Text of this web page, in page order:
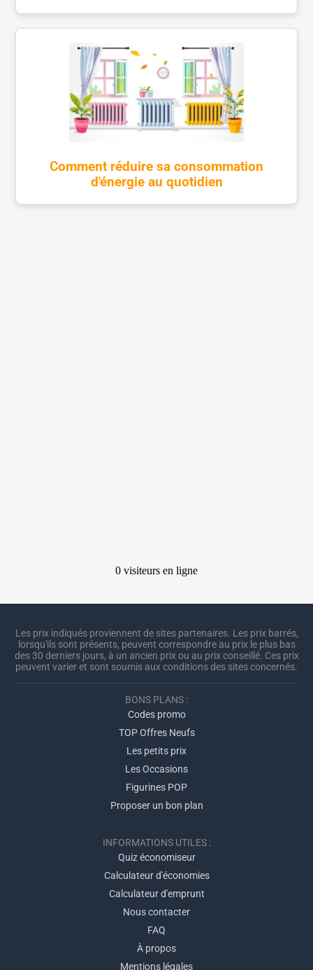
Comment réduire sa consommation
d'énergie au quotidien
Les prix indiqués proviennent de sites partenaires. Les prix barrés,
lorsqu'ils sont présents, peuvent correspondre au prix le plus bas
des 30 derniers jours, à un ancien prix ou au prix conseillé. Ces prix
peuvent varier et sont soumis aux conditions des sites concernés.
BONS PLANS :
Codes promo
TOP Offres Neufs
Les petits prix
Les Occasions
Figurines POP
Proposer un bon plan
INFORMATIONS UTILES :
Quiz économiseur
Calculateur d'économies
Calculateur d'emprunt
Nous contacter
FAQ
À propos
Mentions légales